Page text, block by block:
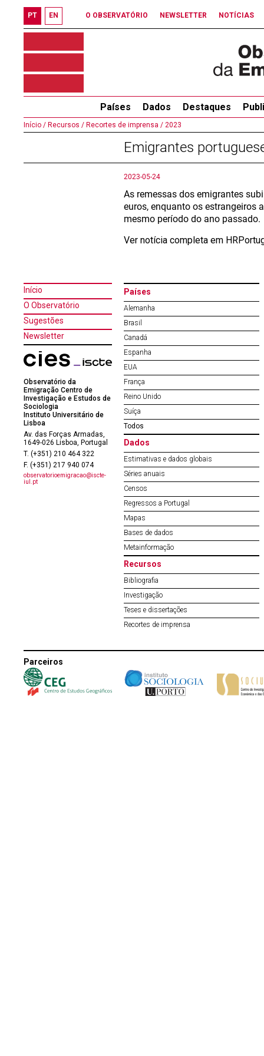
PT EN O OBSERVATÓRIO NEWSLETTER NOTÍCIAS
Países Dados Destaques
Início / Recursos / Recortes de imprensa / 2023
Emigrantes
2023-05-24
As remessas dos emigrantes
euros, enquanto os estrangeiros
mesmo período do ano passado.
Ver notícia completa em
Início
O Observatório
Sugestões
Newsletter
Observatório da
Emigração Centro de
Investigação e Estudos de
Sociologia
Instituto Universitário de
Lisboa
Av. das Forças Armadas,
1649-026 Lisboa, Portugal
T. (+351) 210 464 322
F. (+351) 217 940 074
observatorioemigracao@iscte-
iul.pt
Países
Alemanha
Brasil
Canadá
Espanha
EUA
França
Reino Unido
Suíça
Todos
Dados
Estimativas e dados globais
Séries anuais
Censos
Regressos a Portugal
Mapas
Bases de dados
Metainformação
Recursos
Bibliografia
Investigação
Teses e dissertações
Recortes de imprensa
Parceiros